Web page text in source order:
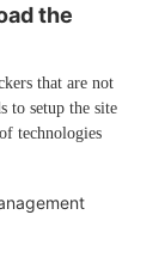
the
that are not
to setup the site
technologies